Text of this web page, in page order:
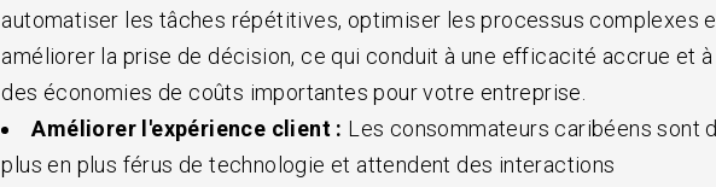
automatiser les tâches répétitives, optimiser les processus complexes
améliorer la prise de décision, ce qui conduit à une efficacité accrue et à
des économies de coûts importantes pour votre entreprise.
Améliorer l'expérience client : Les consommateurs caribéens sont
plus en plus férus de technologie et attendent des interactions